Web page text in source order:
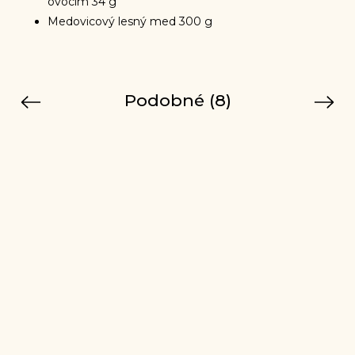
Medovicový lesný med 300 g
Podobné (8)
Previous Next